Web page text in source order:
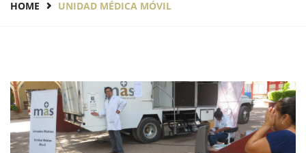
HOME UNIDAD MÉDICA MÓVIL